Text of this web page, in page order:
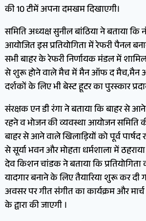
की 10 टीमें अपना दमखम दिखाएगी।
समिति अध्यक्ष सुनील बांठिया ने बताया
आयोजित इस प्रतियोगिता में रेफरी पैनल
सभी बाहर के रेफरी निर्णायक मंडल में
से शुरू होने वाले मैच में मैन ऑफ द मैच,मैन
दर्शकों के लिए भी बेस्ट हूटर का पुरस्कार
संरक्षक एन डी रंगा ने बताया कि बाहर से
रहने व भोजन की व्यवस्था आयोजन समिति
बाहर से आने वाले खिलाड़ियों को पूर्व
से सूर्या भवन और मोहता धर्मशाला में
देव किशन चांडक ने बताया कि प्रतियोगिता
यादगार बनाने के लिए तैयारिया शुरू कर
अवसर पर गीत संगीत का कार्यक्रम और मार्च
के द्वारा की जाएगी ।